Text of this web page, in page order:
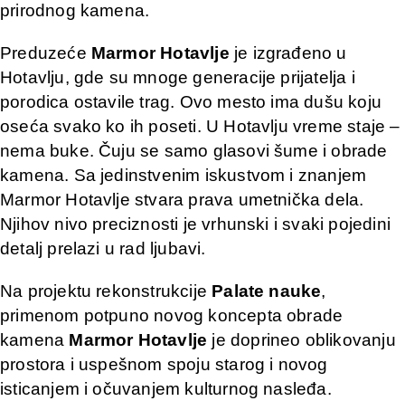
prirodnog kamena.
Preduzeće Marmor Hotavlje je izgrađeno u
Hotavlju, gde su mnoge generacije prijatelja i
porodica ostavile trag. Ovo mesto ima dušu koju
oseća svako ko ih poseti. U Hotavlju vreme staje –
nema buke. Čuju se samo glasovi šume i obrade
kamena. Sa jedinstvenim iskustvom i znanjem
Marmor Hotavlje stvara prava umetnička dela.
Njihov nivo preciznosti je vrhunski i svaki pojedini
detalj prelazi u rad ljubavi.
Na projektu rekonstrukcije Palate nauke,
primenom potpuno novog koncepta obrade
kamena Marmor Hotavlje je doprineo oblikovanju
prostora i uspešnom spoju starog i novog
isticanjem i očuvanjem kulturnog nasleđa.